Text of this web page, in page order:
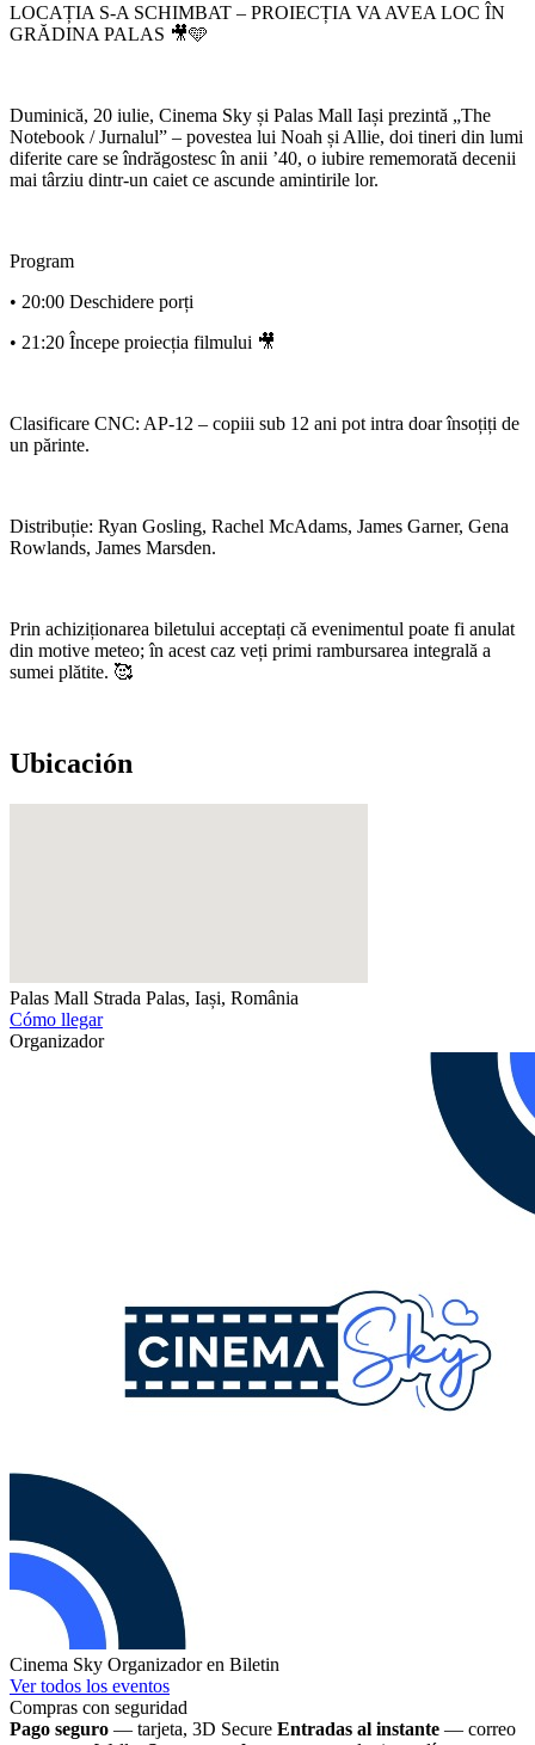
LOCAȚIA S-A SCHIMBAT – PROIECȚIA VA AVEA LOC ÎN
GRĂDINA PALAS 🎥🩵
Duminică, 20 iulie, Cinema Sky și Palas Mall Iași prezintă „The
Notebook / Jurnalul” – povestea lui Noah și Allie, doi tineri din lumi
diferite care se îndrăgostesc în anii ’40, o iubire rememorată decenii
mai târziu dintr-un caiet ce ascunde amintirile lor.
Program
• 20:00 Deschidere porți
• 21:20 Începe proiecția filmului 🎥
Clasificare CNC: AP-12 – copiii sub 12 ani pot intra doar însoțiți de
un părinte.
Distribuție: Ryan Gosling, Rachel McAdams, James Garner, Gena
Rowlands, James Marsden.
Prin achiziționarea biletului acceptați că evenimentul poate fi anulat
din motive meteo; în acest caz veți primi rambursarea integrală a
sumei plătite. 🥰
Ubicación
Palas Mall Strada Palas, Iași, România
Cómo llegar
Organizador
Cinema Sky Organizador en Biletin
Ver todos los eventos
Compras con seguridad
Pago seguro — tarjeta, 3D Secure Entradas al instante — correo